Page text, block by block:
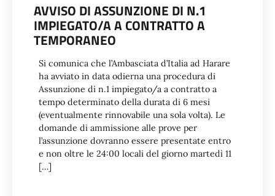
AVVISO DI ASSUNZIONE DI N.1
IMPIEGATO/A A CONTRATTO A
TEMPORANEO
Si comunica che l’Ambasciata d’Italia ad Harare
ha avviato in data odierna una procedura di
Assunzione di n.1 impiegato/a a contratto a
tempo determinato della durata di 6 mesi
(eventualmente rinnovabile una sola volta). Le
domande di ammissione alle prove per
l’assunzione dovranno essere presentate entro
e non oltre le 24:00 locali del giorno martedì 11
[…]